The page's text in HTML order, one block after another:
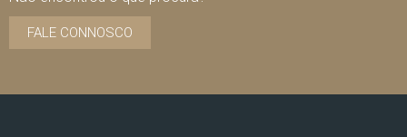
FALE CONNOSCO